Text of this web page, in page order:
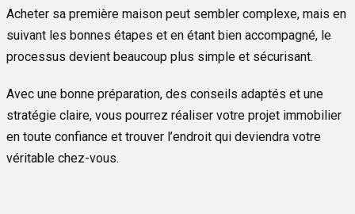
Acheter sa première maison peut sembler complexe, mais en
suivant les bonnes étapes et en étant bien accompagné, le
processus devient beaucoup plus simple et sécurisant.
Avec une bonne préparation, des conseils adaptés et une
stratégie claire, vous pourrez réaliser votre projet immobilier
en toute confiance et trouver l’endroit qui deviendra votre
véritable chez-vous.